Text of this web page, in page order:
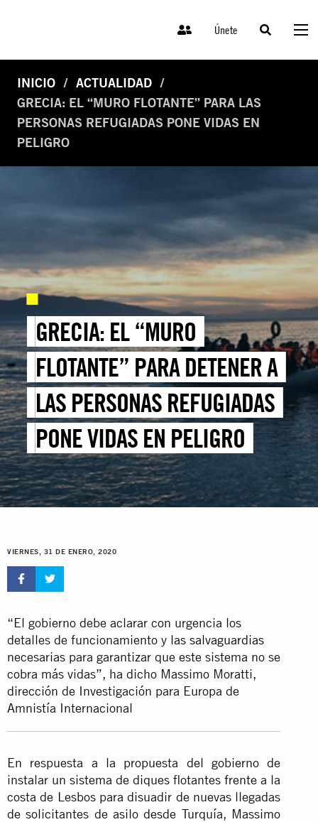
Únete
INICIO
ACTUALIDAD
GRECIA: EL “MURO FLOTANTE” PARA LAS
PERSONAS REFUGIADAS PONE VIDAS EN
PELIGRO
GRECIA: EL “MURO
FLOTANTE” PARA DETENER A
LAS PERSONAS REFUGIADAS
PONE VIDAS EN PELIGRO
VIERNES, 31 DE ENERO, 2020
“El gobierno debe aclarar con urgencia los
detalles de funcionamiento y las salvaguardias
necesarias para garantizar que este sistema no se
cobra más vidas”, ha dicho Massimo Moratti,
dirección de Investigación para Europa de
Amnistía Internacional
En respuesta a la propuesta del gobierno de
instalar un sistema de diques flotantes frente a la
costa de Lesbos para disuadir de nuevas llegadas
de solicitantes de asilo desde Turquía, Massimo